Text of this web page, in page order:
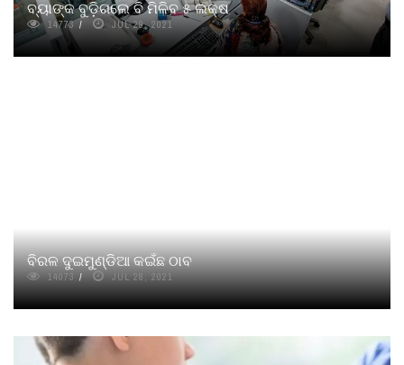
ବ୍ୟାଙ୍କ ବୁଡ଼ିଗଲେ ବି ମିଳିବ ୫ ଲକ୍ଷ
14773 JUL 29, 2021
ବିରଳ ଦୁଇମୁଣ୍ଡିଆ କଇଁଛ ଠାବ
14073 JUL 28, 2021